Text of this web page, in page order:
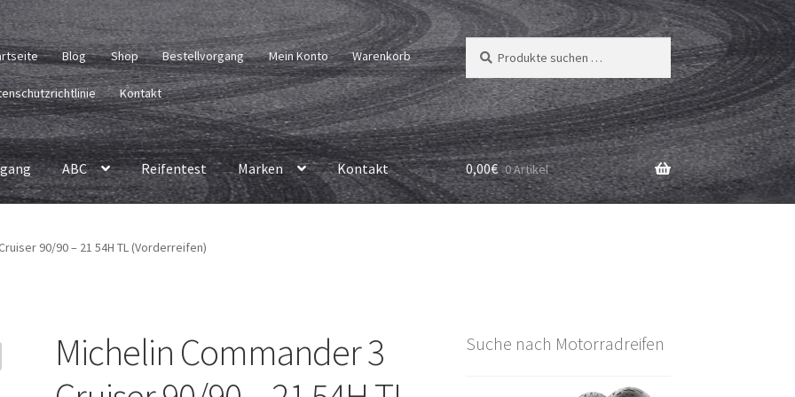
Blog Shop Bestellvorgang Mein Konto Warenkorb
Kontakt
Suchen
nach:
Suchen
ABC Reifentest Marken Kontakt 0,00€ 0 Artikel
90/90 – 21 54H TL (Vorderreifen)
Michelin Commander 3
Suche nach Motorradreifen